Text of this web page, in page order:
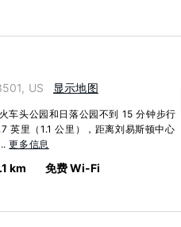
US 显示地图
车头公园和日落公园不到 15 分钟步行
英里（1.1 公里），距离刘易斯顿中心
更多信息
km 免费 Wi-Fi